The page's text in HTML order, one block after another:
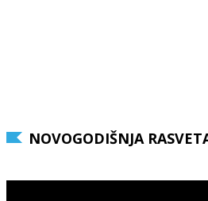
NOVOGODIŠNJA